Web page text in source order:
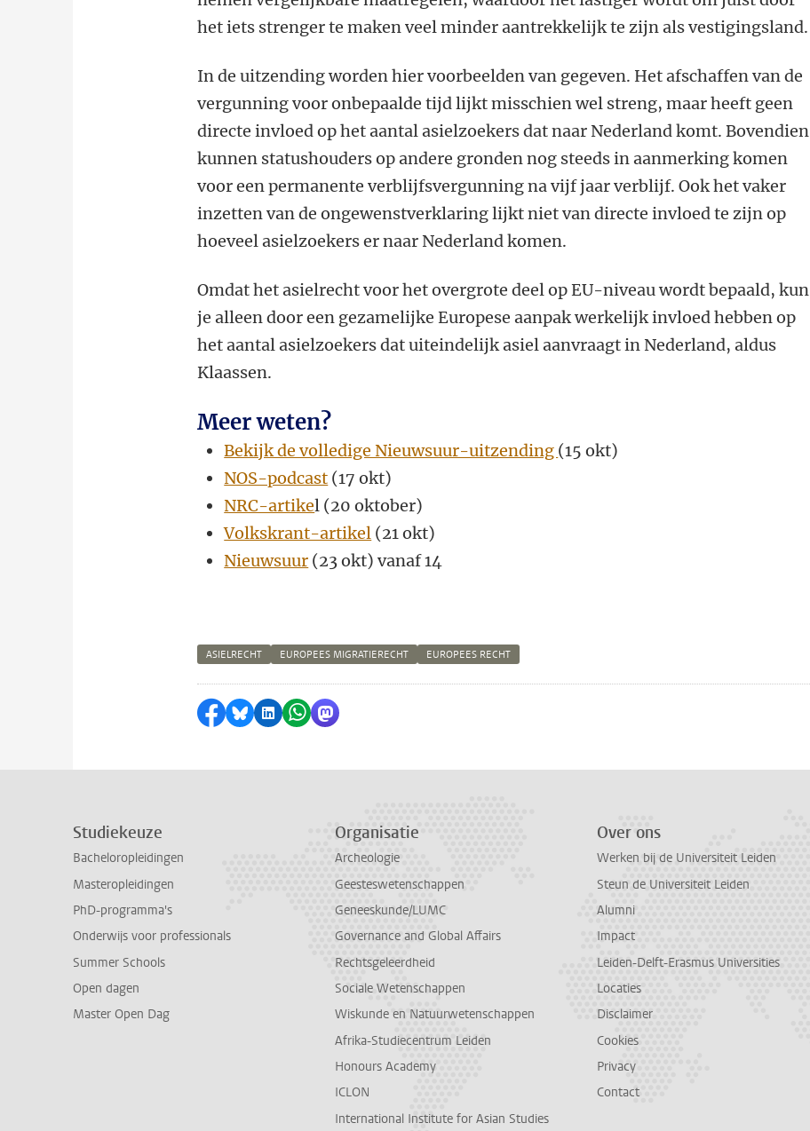
het iets strenger te maken veel minder aantrekkelijk te zijn als vestigingsland.
In de uitzending worden hier voorbeelden van gegeven. Het afschaffen van de
vergunning voor onbepaalde tijd lijkt misschien wel streng, maar heeft geen
directe invloed op het aantal asielzoekers dat naar Nederland komt. Bovendien
kunnen statushouders op andere gronden nog steeds in aanmerking komen
voor een permanente verblijfsvergunning na vijf jaar verblijf. Ook het vaker
inzetten van de ongewenstverklaring lijkt niet van directe invloed te zijn op
hoeveel asielzoekers er naar Nederland komen.
Omdat het asielrecht voor het overgrote deel op EU-niveau wordt bepaald, kun
je alleen door een gezamelijke Europese aanpak werkelijk invloed hebben op
het aantal asielzoekers dat uiteindelijk asiel aanvraagt in Nederland, aldus
Klaassen.
Meer weten?
Bekijk de volledige Nieuwsuur-uitzending (15 okt)
NOS-podcast (17 okt)
NRC-artikel (20 oktober)
Volkskrant-artikel (21 okt)
Nieuwsuur (23 okt) vanaf 14
ASIELRECHT EUROPEES MIGRATIERECHT EUROPEES RECHT
Delen op Facebook
Delen via Bluesky
Delen op LinkedIn
Delen via WhatsApp
Delen via Mastodon
Studiekeuze
Bacheloropleidingen
Masteropleidingen
PhD-programma's
Onderwijs voor professionals
Summer Schools
Open dagen
Master Open Dag
Organisatie
Archeologie
Geesteswetenschappen
Geneeskunde/LUMC
Governance and Global Affairs
Rechtsgeleerdheid
Sociale Wetenschappen
Wiskunde en Natuurwetenschappen
Afrika-Studiecentrum Leiden
Honours Academy
ICLON
International Institute for Asian Studies
Over ons
Werken bij de Universiteit Leiden
Steun de Universiteit Leiden
Alumni
Impact
Leiden-Delft-Erasmus Universities
Locaties
Disclaimer
Cookies
Privacy
Contact